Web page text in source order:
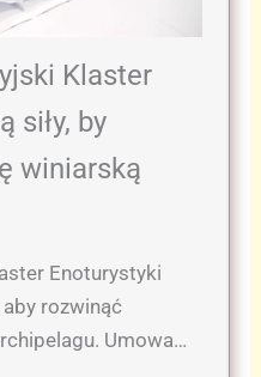
Klaster
siły, by
winiarską
Enoturystyki
aby rozwinąć
Umowa…